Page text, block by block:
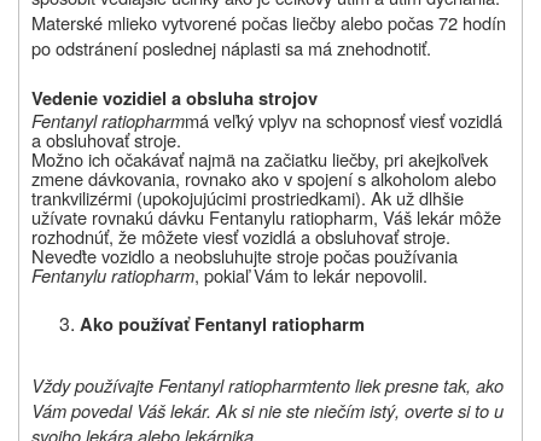
Materské mlieko vytvorené počas liečby alebo počas 72 hodín
po odstránení poslednej náplasti sa má znehodnotiť.
Vedenie vozidiel a obsluha strojov
Fentanyl ratiopharmmá veľký vplyv na schopnosť viesť vozidlá
a obsluhovať stroje.
Možno ich očakávať najmä na začiatku liečby, pri akejkoľvek
zmene dávkovania, rovnako ako v spojení s alkoholom alebo
trankvilizérmi (upokojujúcimi prostriedkami). Ak už dlhšie
užívate rovnakú dávku Fentanylu ratiopharm, Váš lekár môže
rozhodnúť, že môžete viesť vozidlá a obsluhovať stroje.
Neveďte vozidlo a neobsluhujte stroje počas používania
Fentanylu ratiopharm, pokiaľ Vám to lekár nepovolil.
Ako používať Fentanyl ratiopharm
Vždy používajte Fentanyl ratiopharmtento liek presne tak, ako
Vám povedal Váš lekár. Ak si nie ste niečím istý, overte si to u
svojho lekára alebo lekárnika.